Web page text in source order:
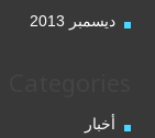
ديسمبر 2013
أخبار